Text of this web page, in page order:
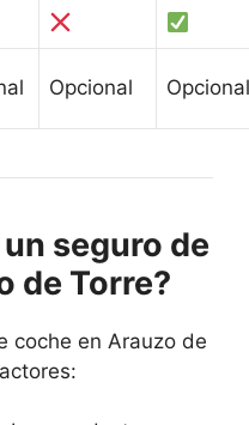
Opcional Opcional
seguro de
de Torre?
coche en Arauzo de